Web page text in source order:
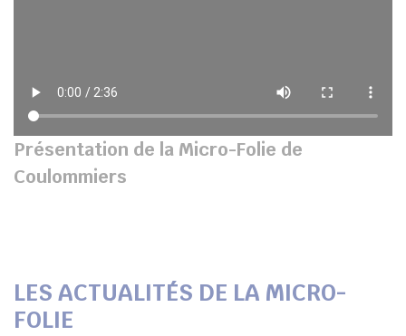
Présentation de la Micro-Folie de
Coulommiers
LES ACTUALITÉS DE LA MICRO-
FOLIE